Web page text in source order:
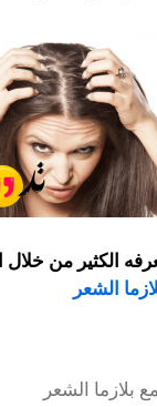
الكثير من
الشعر
بلازما الشعر